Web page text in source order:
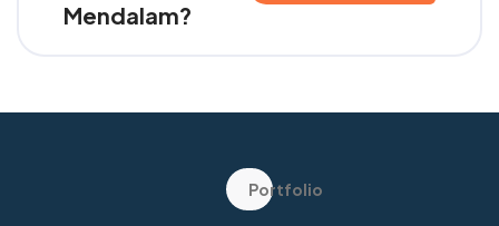
Mendalam?
Portfolio